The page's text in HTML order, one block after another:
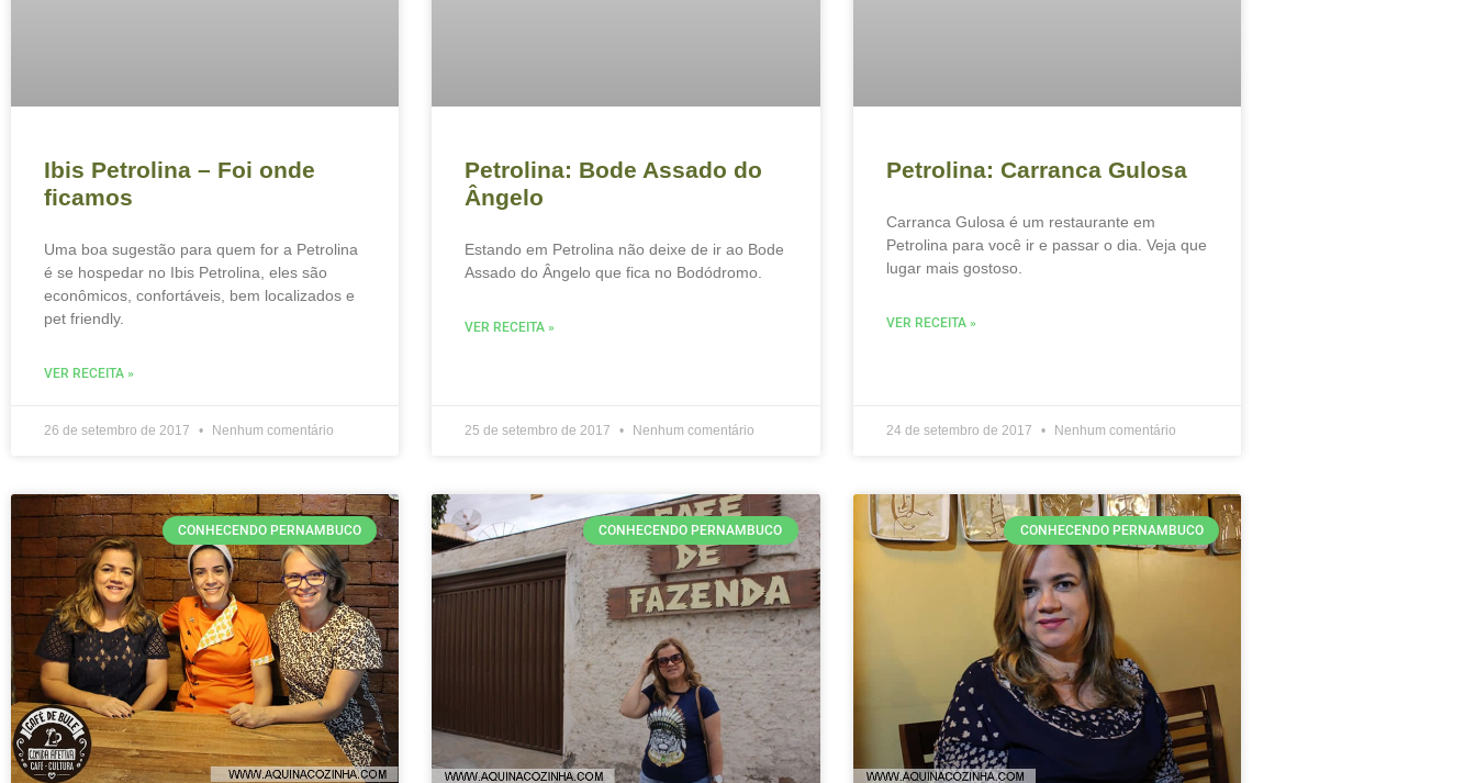
Ibis Petrolina – Foi onde
ficamos
Uma boa sugestão para quem for a Petrolina
é se hospedar no Ibis Petrolina, eles são
econômicos, confortáveis, bem localizados e
pet friendly.
VER RECEITA »
26 de setembro de 2017 Nenhum comentário
Petrolina: Bode Assado do
Ângelo
Estando em Petrolina não deixe de ir ao Bode
Assado do Ângelo que fica no Bodódromo.
VER RECEITA »
25 de setembro de 2017 Nenhum comentário
Petrolina: Carranca Gulosa
Carranca Gulosa é um restaurante em
Petrolina para você ir e passar o dia. Veja que
lugar mais gostoso.
VER RECEITA »
24 de setembro de 2017 Nenhum comentário
CONHECENDO PERNAMBUCO CONHECENDO PERNAMBUCO CONHECENDO PERNAMBUCO